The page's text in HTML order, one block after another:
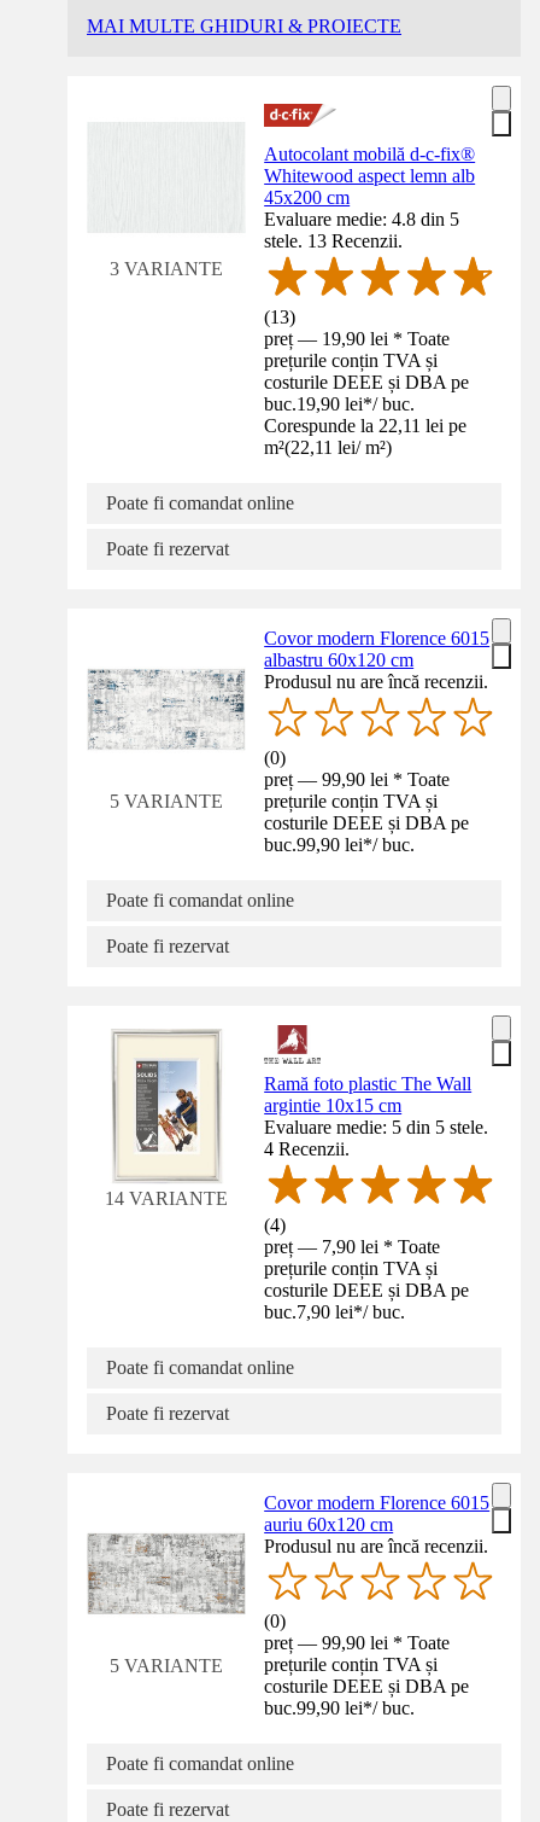
MAI MULTE GHIDURI & PROIECTE
3 VARIANTE
Autocolant mobilă d-c-fix®
Whitewood aspect lemn alb
45x200 cm
Evaluare medie: 4.8 din 5
stele. 13 Recenzii.
(13)
preț — 19,90 lei * Toate
prețurile conțin TVA și
costurile DEEE și DBA pe
buc.19,90 lei*/ buc.
Corespunde la 22,11 lei pe
m²(22,11 lei/ m²)
Poate fi comandat online
Poate fi rezervat
5 VARIANTE
Covor modern Florence 6015
albastru 60x120 cm
Produsul nu are încă recenzii.
(0)
preț — 99,90 lei * Toate
prețurile conțin TVA și
costurile DEEE și DBA pe
buc.99,90 lei*/ buc.
Poate fi comandat online
Poate fi rezervat
14 VARIANTE
Ramă foto plastic The Wall
argintie 10x15 cm
Evaluare medie: 5 din 5 stele.
4 Recenzii.
(4)
preț — 7,90 lei * Toate
prețurile conțin TVA și
costurile DEEE și DBA pe
buc.7,90 lei*/ buc.
Poate fi comandat online
Poate fi rezervat
5 VARIANTE
Covor modern Florence 6015
auriu 60x120 cm
Produsul nu are încă recenzii.
(0)
preț — 99,90 lei * Toate
prețurile conțin TVA și
costurile DEEE și DBA pe
buc.99,90 lei*/ buc.
Poate fi comandat online
Poate fi rezervat